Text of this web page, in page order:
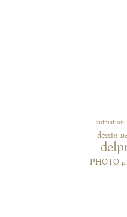
animation
dessin
PHOTO